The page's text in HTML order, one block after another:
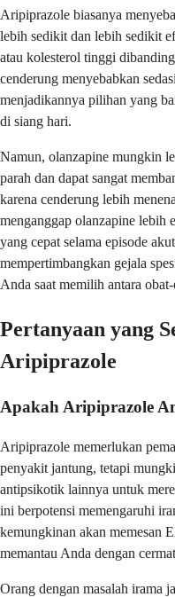
Aripiprazole biasanya
lebih sedikit dan lebih sedikit
atau kolesterol tinggi
cenderung menyebabkan
menjadikannya pilihan yang
di siang hari.
Namun, olanzapine mungkin
parah dan dapat sangat
karena cenderung lebih
menganggap olanzapine lebih
yang cepat selama episode
mempertimbangkan gejala
Anda saat memilih antara
Pertanyaan yang
Aripiprazole
Apakah Aripiprazole
Aripiprazole memerlukan
penyakit jantung, tetapi
antipsikotik lainnya untuk
ini berpotensi memengaruhi
kemungkinan akan memesan
memantau Anda dengan
Orang dengan masalah irama